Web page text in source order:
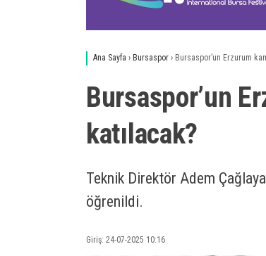
Ana Sayfa › Bursaspor › Bursaspor’un Erzurum
Bursaspor’un
katılacak?
Teknik Direktör Adem
öğrenildi.
Giriş: 24-07-2025 10:16